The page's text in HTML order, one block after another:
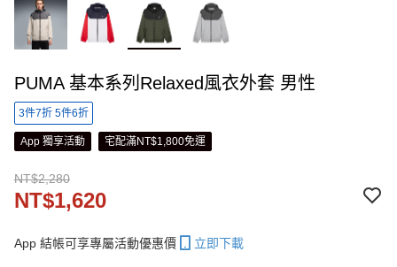
PUMA 基本系列Relaxed風衣外套 男性
3件7折 5件6折
App 獨享活動 宅配滿NT$1,800免運
NT$2,280
NT$1,620
App 結帳可享專屬活動優惠價 立即下載